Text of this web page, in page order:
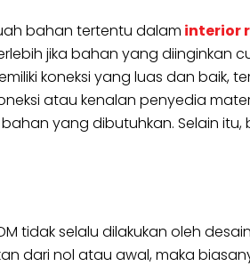
bahan tertentu dalam interior
jika bahan yang diinginkan
koneksi yang luas dan baik,
atau kenalan penyedia
yang dibutuhkan. Selain
tidak selalu dilakukan oleh
dari nol atau awal, maka